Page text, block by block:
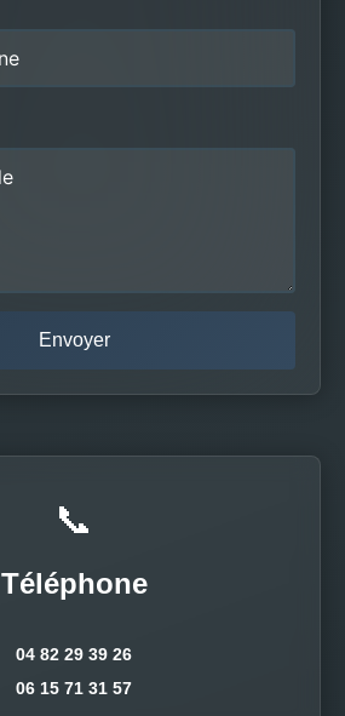
📞
Téléphone
04 82 29 39 26
06 15 71 31 57